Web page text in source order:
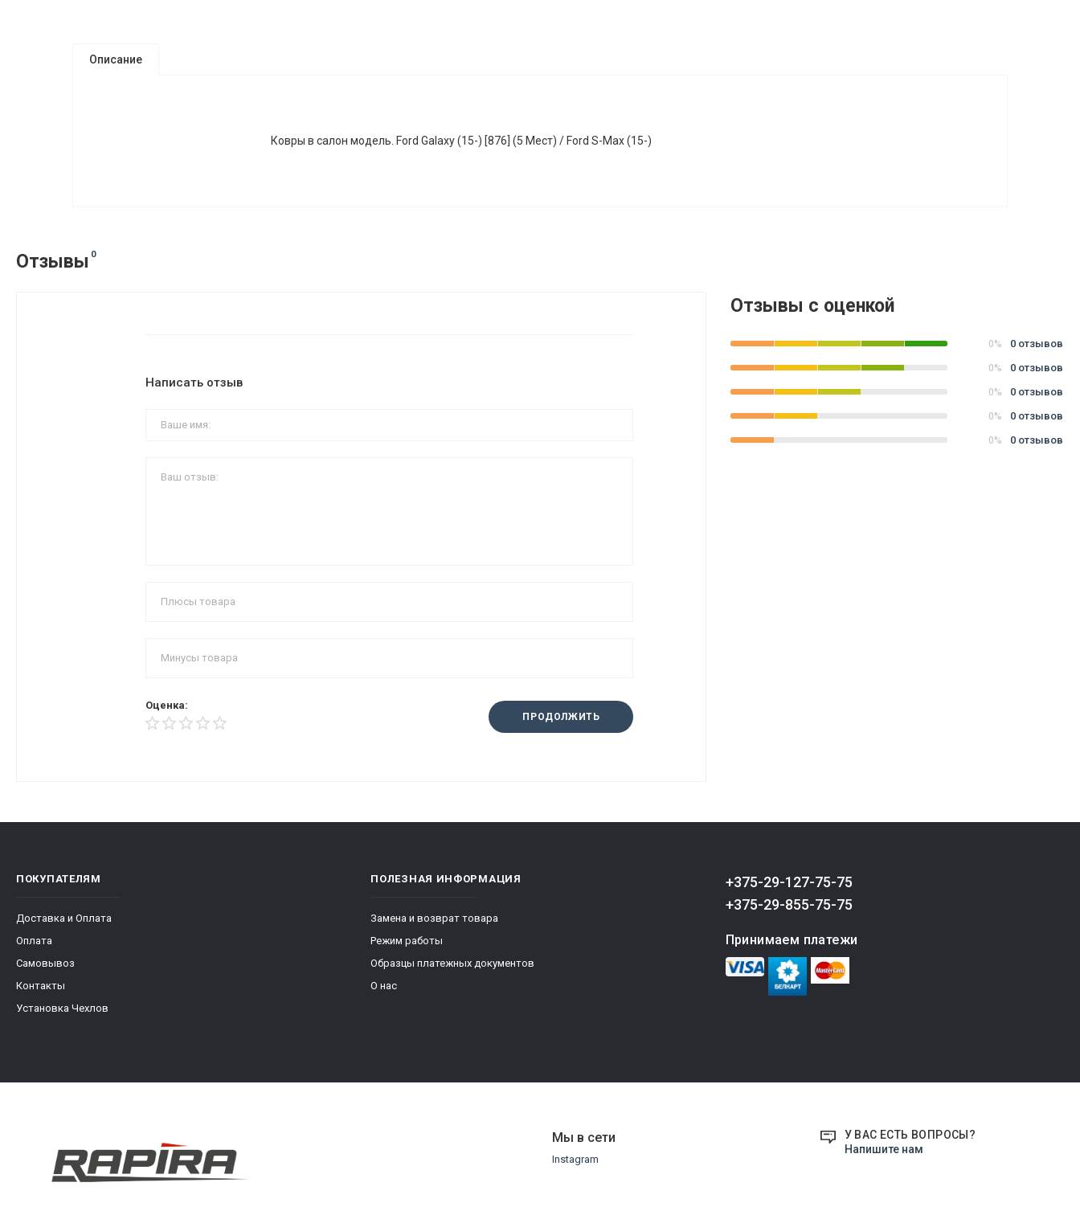
Описание
Ковры в салон модель. Ford Galaxy (15-) [876] (5 Мест) / Ford S-Max (15-)
Отзывы 0
Написать отзыв
Оценка:
ПРОДОЛЖИТЬ
Отзывы с оценкой
0% 0 отзывов
0% 0 отзывов
0% 0 отзывов
0% 0 отзывов
0% 0 отзывов
ПОКУПАТЕЛЯМ
Доставка и Оплата
Оплата
Самовывоз
Контакты
Установка Чехлов
ПОЛЕЗНАЯ ИНФОРМАЦИЯ
Замена и возврат товара
Режим работы
Образцы платежных документов
О нас
+375-29-127-75-75
+375-29-855-75-75
Принимаем платежи
У ВАС ЕСТЬ ВОПРОСЫ?
Напишите нам
Мы в сети
Instagram